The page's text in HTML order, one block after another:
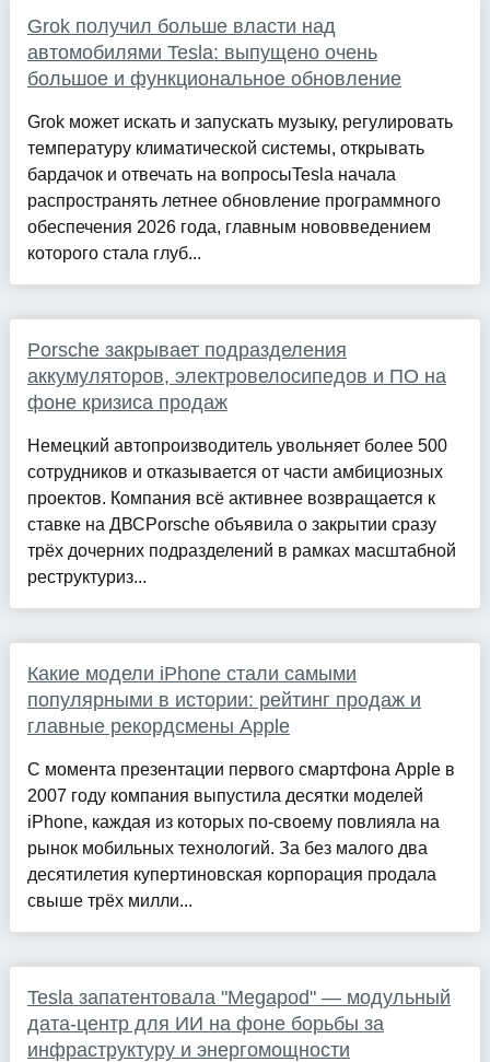
Grok получил больше власти над
автомобилями Tesla: выпущено очень
большое и функциональное обновление
Grok может искать и запускать музыку, регулировать
температуру климатической системы, открывать
бардачок и отвечать на вопросыTesla начала
распространять летнее обновление программного
обеспечения 2026 года, главным нововведением
которого стала глуб...
Porsche закрывает подразделения
аккумуляторов, электровелосипедов и ПО на
фоне кризиса продаж
Немецкий автопроизводитель увольняет более 500
сотрудников и отказывается от части амбициозных
проектов. Компания всё активнее возвращается к
ставке на ДВСPorsche объявила о закрытии сразу
трёх дочерних подразделений в рамках масштабной
реструктуриз...
Какие модели iPhone стали самыми
популярными в истории: рейтинг продаж и
главные рекордсмены Apple
С момента презентации первого смартфона Apple в
2007 году компания выпустила десятки моделей
iPhone, каждая из которых по-своему повлияла на
рынок мобильных технологий. За без малого два
десятилетия купертиновская корпорация продала
свыше трёх милли...
Tesla запатентовала "Megapod" — модульный
дата-центр для ИИ на фоне борьбы за
инфраструктуру и энергомощности